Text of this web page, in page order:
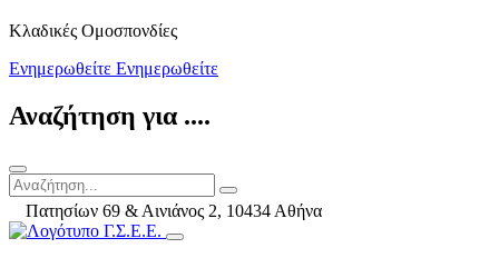
Kλαδικές Ομοσπονδίες
Ενημερωθείτε Ενημερωθείτε
Αναζήτηση για ....
Πατησίων 69 & Αινιάνος 2, 10434 Αθήνα